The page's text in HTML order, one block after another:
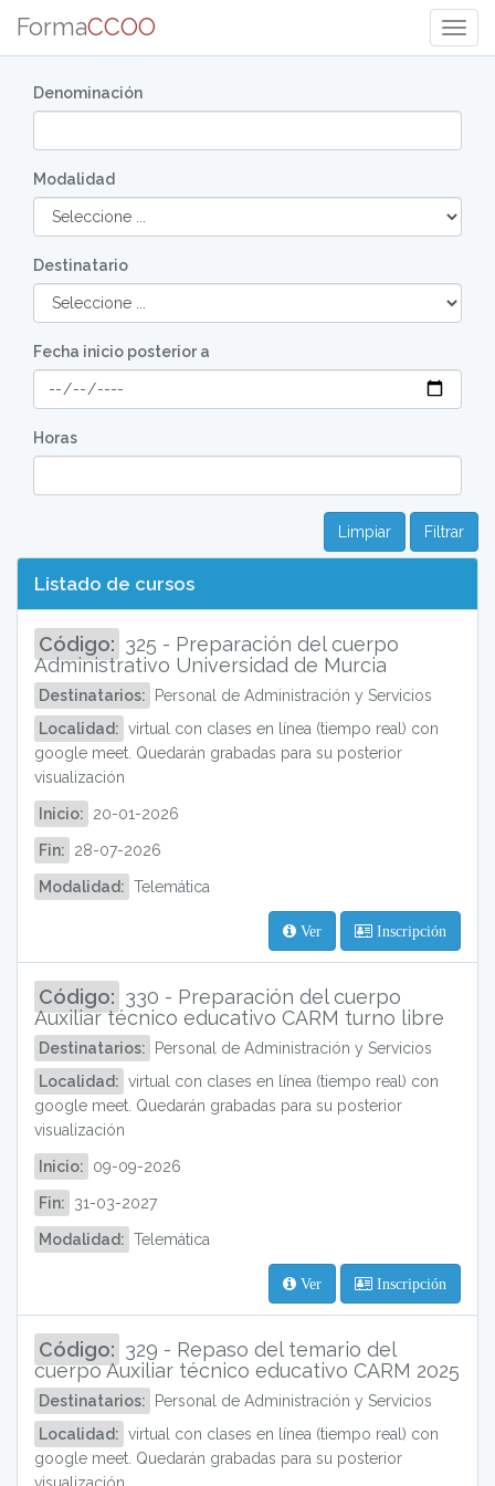
FormaCCOO
Denominación
Modalidad
Destinatario
Fecha inicio posterior a
Horas
Limpiar Filtrar
Listado de cursos
Código: 325 - Preparación del cuerpo
Administrativo Universidad de Murcia
Destinatarios:
Personal de Administración y Servicios
Localidad: virtual con clases en línea (tiempo real) con
google meet. Quedarán grabadas para su posterior
visualización
Inicio: 20-01-2026
Fin: 28-07-2026
Modalidad: Telemática
Ver Inscripción
Código: 330 - Preparación del cuerpo
Auxiliar técnico educativo CARM turno libre
Destinatarios:
Personal de Administración y Servicios
Localidad: virtual con clases en línea (tiempo real) con
google meet. Quedarán grabadas para su posterior
visualización
Inicio: 09-09-2026
Fin: 31-03-2027
Modalidad: Telemática
Ver Inscripción
Código: 329 - Repaso del temario del
cuerpo Auxiliar técnico educativo CARM 2025
Destinatarios:
Personal de Administración y Servicios
Localidad: virtual con clases en línea (tiempo real) con
google meet. Quedarán grabadas para su posterior